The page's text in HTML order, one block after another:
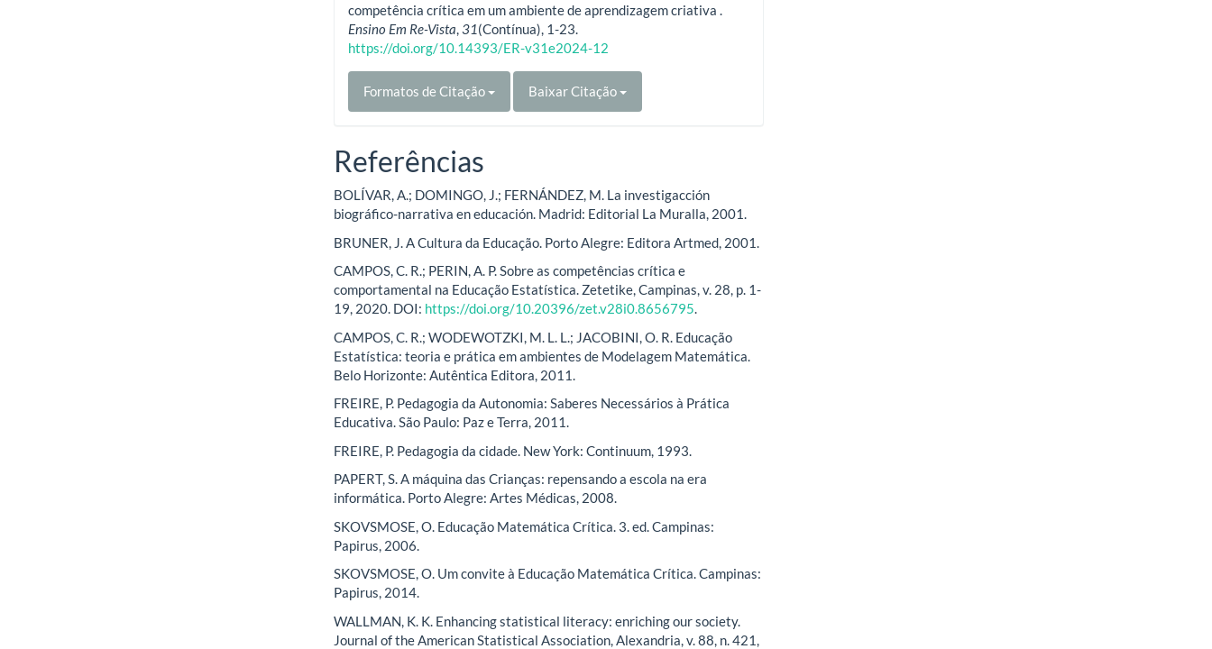
competência crítica em um ambiente de aprendizagem criativa .
Ensino Em Re-Vista ,31(Contínua), 1-23.
https://doi.org/10.14393/ER-v31e2024-12
Formatos de Citação Baixar Citação
Referências
BOLÍVAR, A.; DOMINGO, J.; FERNÁNDEZ, M. La investigacción
biográfico-narrativa en educación. Madrid: Editorial La Muralla, 2001.
BRUNER, J. A Cultura da Educação. Porto Alegre: Editora Artmed, 2001.
CAMPOS, C. R.; PERIN, A. P. Sobre as competências crítica e
comportamental na Educação Estatística. Zetetike, Campinas, v. 28, p. 1-
19, 2020. DOI: https://doi.org/10.20396/zet.v28i0.8656795.
CAMPOS, C. R.; WODEWOTZKI, M. L. L.; JACOBINI, O. R. Educação
Estatística: teoria e prática em ambientes de Modelagem Matemática.
Belo Horizonte: Autêntica Editora, 2011.
FREIRE, P. Pedagogia da Autonomia: Saberes Necessários à Prática
Educativa. São Paulo: Paz e Terra, 2011.
FREIRE, P. Pedagogia da cidade. New York: Continuum, 1993.
PAPERT, S. A máquina das Crianças: repensando a escola na era
informática. Porto Alegre: Artes Médicas, 2008.
SKOVSMOSE, O. Educação Matemática Crítica. 3. ed. Campinas:
Papirus, 2006.
SKOVSMOSE, O. Um convite à Educação Matemática Crítica. Campinas:
Papirus, 2014.
WALLMAN, K. K. Enhancing statistical literacy: enriching our society.
Journal of the American Statistical Association, Alexandria, v. 88, n. 421,